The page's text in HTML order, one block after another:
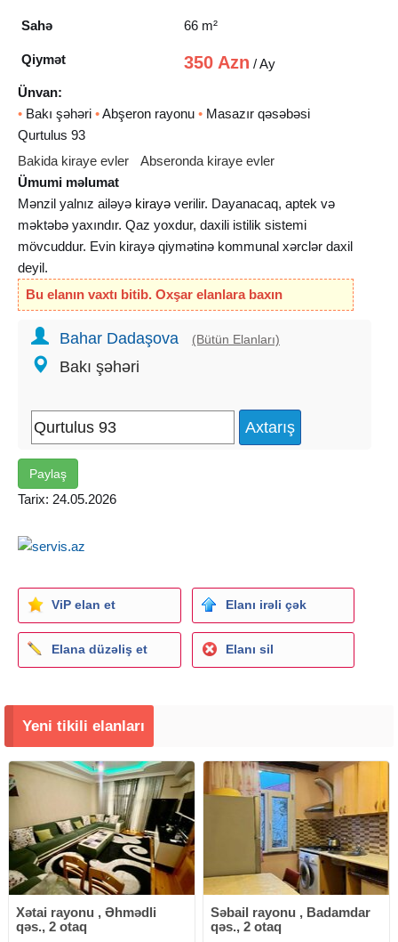
Sahə 66 m²
Qiymət 350 Azn / Ay
Ünvan:
• Bakı şəhəri •Abşeron rayonu • Masazır qəsəbəsi
Qurtulus 93
Bakida kiraye evler
Abseronda kiraye evler
Ümumi məlumat
Mənzil yalnız ailəyə kirayə verilir. Dayanacaq, aptek və
məktəbə yaxındır. Qaz yoxdur, daxili istilik sistemi
mövcuddur. Evin kirayə qiymətinə kommunal xərclər daxil
deyil.
Bu elanın vaxtı bitib. Oxşar elanlara baxın
Bahar Dadaşova (Bütün Elanları)
Bakı şəhəri
Paylaş
Tarix: 24.05.2026
ViP elan et Elanı irəli çək
Elana düzəliş et Elanı sil
Yeni tikili elanları
Xətai rayonu , Əhmədli
qəs., 2 otaq
Səbail rayonu , Badamdar
qəs., 2 otaq